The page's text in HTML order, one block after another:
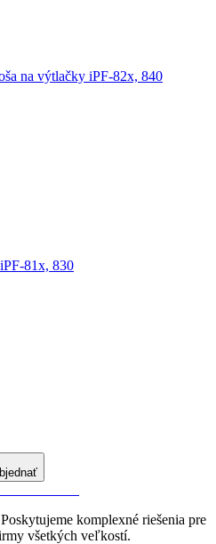
na výtlačky iPF-82x, 840
81x, 830
komplexné riešenia pre
všetkých veľkostí.